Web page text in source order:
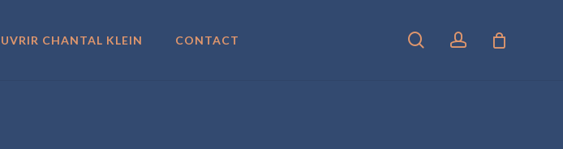
CHANTAL KLEIN CONTACT searchaccount